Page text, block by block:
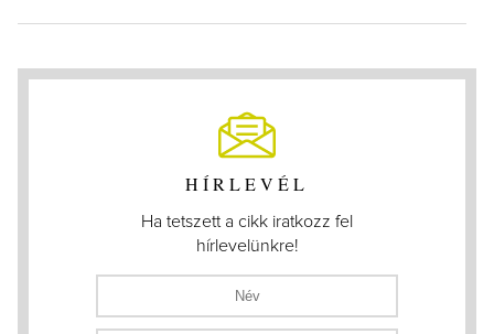
HÍRLEVÉL
Ha tetszett a cikk iratkozz fel
hírlevelünkre!